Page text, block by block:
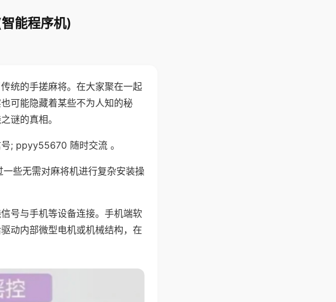
能程序机)
统的手搓麻将。在大家聚在一起
可能隐藏着某些不为人知的秘
谜的真相。
; ppyy55670 随时交流 。
些无需对麻将机进行复杂安装操
号与手机等设备连接。手机端软
动内部微型电机或机械结构，在